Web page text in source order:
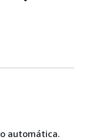
automática.